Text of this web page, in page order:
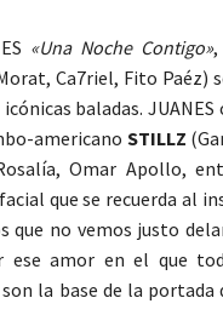
«Una Noche Contigo»,
Ca7riel, Fito Paéz)
baladas.
americano STILLZ
Omar Apollo,
que se recuerda al
que no vemos justo
ese amor en el que
la base de la portada